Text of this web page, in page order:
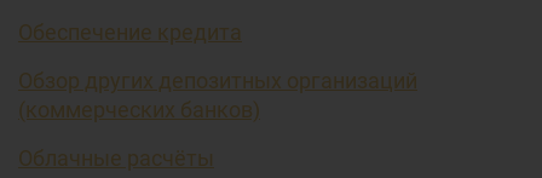
Обеспечение кредита
Обзор других депозитных организаций
(коммерческих банков)
Облачные расчёты